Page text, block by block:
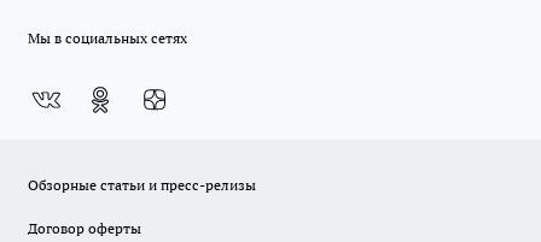
Мы в социальных сетях
Обзорные статьи и пресс-релизы
Договор оферты